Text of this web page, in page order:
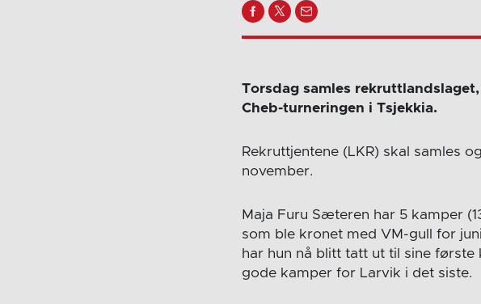
Torsdag samles
Cheb-turneringen i Tsjekkia.
Rekruttjentene (LKR) skal samles
november.
Maja Furu Sæteren har 5 kamper
som ble kronet med VM-gull for
har hun nå blitt tatt ut til sine
gode kamper for Larvik i det siste.